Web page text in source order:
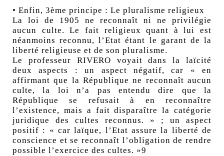
• Enfin, 3ème principe : Le pluralisme religieux
La loi de 1905 ne reconnaît ni ne privilégie
aucun culte. Le fait religieux quant à lui est
néanmoins reconnu, l’Etat étant le garant de la
liberté religieuse et de son pluralisme.
Le professeur RIVERO voyait dans la laïcité
deux aspects : un aspect négatif, car « en
affirmant que la République ne reconnaît aucun
culte, la loi n’a pas entendu dire que la
République se refusait à en reconnaître
l’existence, mais a fait disparaître la catégorie
juridique des cultes reconnus. » ; un aspect
positif : « car laïque, l’Etat assure la liberté de
conscience et se reconnaît l’obligation de rendre
possible l’exercice des cultes. »9